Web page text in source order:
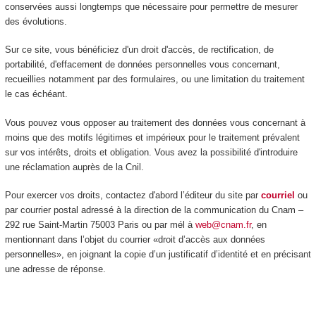
conservées aussi longtemps que nécessaire pour permettre de mesurer
des évolutions.
Sur ce site, vous bénéficiez d'un droit d'accès, de rectification, de
portabilité, d'effacement de données personnelles vous concernant,
recueillies notamment par des formulaires, ou une limitation du traitement
le cas échéant.
Vous pouvez vous opposer au traitement des données vous concernant à
moins que des motifs légitimes et impérieux pour le traitement prévalent
sur vos intérêts, droits et obligation. Vous avez la possibilité d'introduire
une réclamation auprès de la Cnil.
Pour exercer vos droits, contactez d'abord l’éditeur du site par courriel ou
par courrier postal adressé à la direction de la communication du Cnam –
292 rue Saint-Martin 75003 Paris ou par mél à web@cnam.fr, en
mentionnant dans l’objet du courrier «droit d’accès aux données
personnelles», en joignant la copie d’un justificatif d’identité et en précisant
une adresse de réponse.